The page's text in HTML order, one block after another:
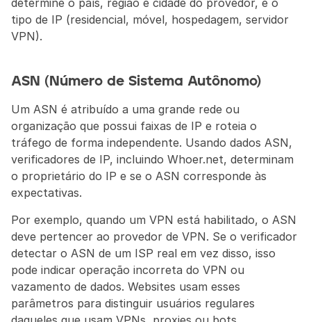
determine o país, região e cidade do provedor, e o
tipo de IP (residencial, móvel, hospedagem, servidor
VPN).
ASN (Número de Sistema Autônomo)
Um ASN é atribuído a uma grande rede ou
organização que possui faixas de IP e roteia o
tráfego de forma independente. Usando dados ASN,
verificadores de IP, incluindo Whoer.net, determinam
o proprietário do IP e se o ASN corresponde às
expectativas.
Por exemplo, quando um VPN está habilitado, o ASN
deve pertencer ao provedor de VPN. Se o verificador
detectar o ASN de um ISP real em vez disso, isso
pode indicar operação incorreta do VPN ou
vazamento de dados. Websites usam esses
parâmetros para distinguir usuários regulares